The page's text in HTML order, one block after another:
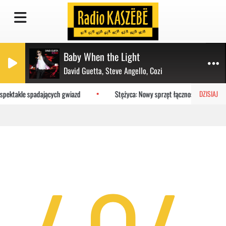
Baby When the Light
David Guetta, Steve Angello, Cozi
DZISIAJ
spadających gwiazd Stężyca: Nowy sprzęt łączności trafił do